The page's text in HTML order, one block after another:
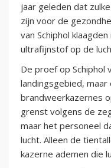
jaar geleden dat
zijn voor de
van Schiphol
ultrafijnstof op de
De proef op
landingsgebied, maar
brandweerkazernes
grenst volgens de
maar het personeel
lucht. Alleen de
kazerne ademen die